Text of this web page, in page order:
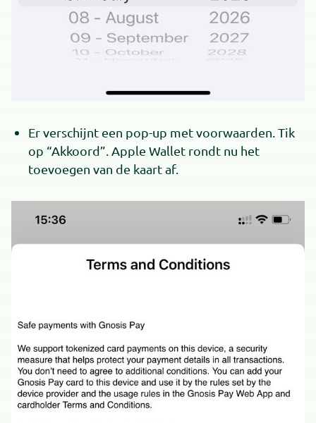
Er verschijnt een pop-up met voorwaarden. Tik
op “Akkoord”. Apple Wallet rondt nu het
toevoegen van de kaart af.